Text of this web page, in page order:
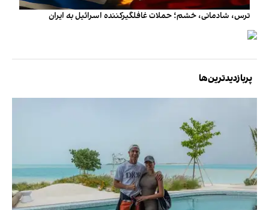
ترس، شادمانی، خشم؛ حملات غافلگیرکننده اسرائیل به ایران
پربازدیدترین‌ها